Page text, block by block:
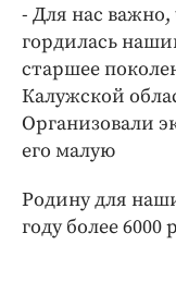
- Для нас
гордилась
старшее
Калужской
Организовали
его малую
Родину для
году более 6000